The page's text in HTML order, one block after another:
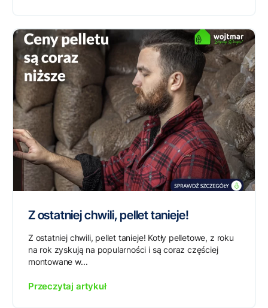
Z ostatniej chwili, pellet tanieje!
Z ostatniej chwili, pellet tanieje! Kotły pelletowe, z roku
na rok zyskują na popularności i są coraz częściej
montowane w...
Przeczytaj artykuł